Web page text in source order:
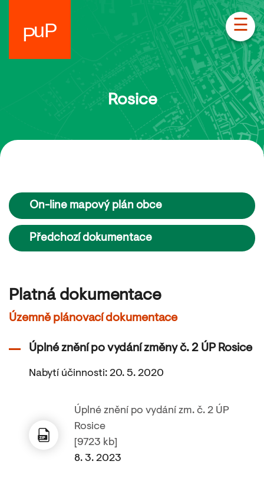
☰
Rosice
On-line mapový plán obce
Předchozí dokumentace
Platná dokumentace
Územně plánovací dokumentace
Úplné znění po vydání změny č. 2 ÚP Rosice
Nabytí účinnosti: 20. 5. 2020
Úplné znění po vydání zm. č. 2 ÚP
Rosice
[9723 kb]
8. 3. 2023